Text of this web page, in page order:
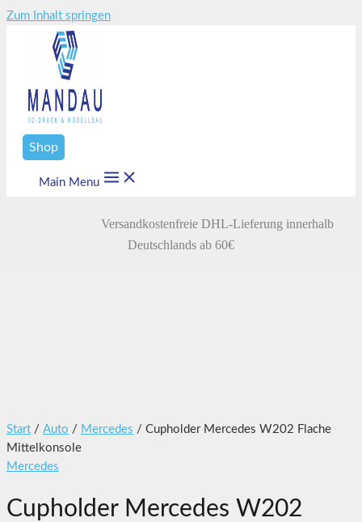
Zum Inhalt springen
Shop
Main Menu
Versandkostenfreie DHL-Lieferung innerhalb
Deutschlands ab 60€
Start / Auto / Mercedes / Cupholder Mercedes W202 Flache
Mittelkonsole
Mercedes
Cupholder Mercedes W202